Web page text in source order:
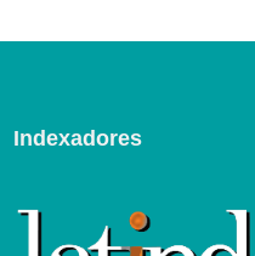
Indexadores